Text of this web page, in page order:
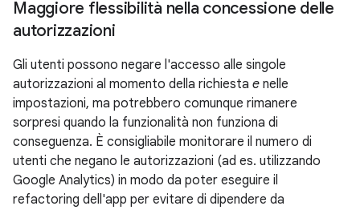
Maggiore flessibilità nella concessione delle
autorizzazioni
Gli utenti possono negare l'accesso alle singole
autorizzazioni al momento della richiesta e nelle
impostazioni, ma potrebbero comunque rimanere
sorpresi quando la funzionalità non funziona di
conseguenza. È consigliabile monitorare il numero di
utenti che negano le autorizzazioni (ad es. utilizzando
Google Analytics) in modo da poter eseguire il
refactoring dell'app per evitare di dipendere da